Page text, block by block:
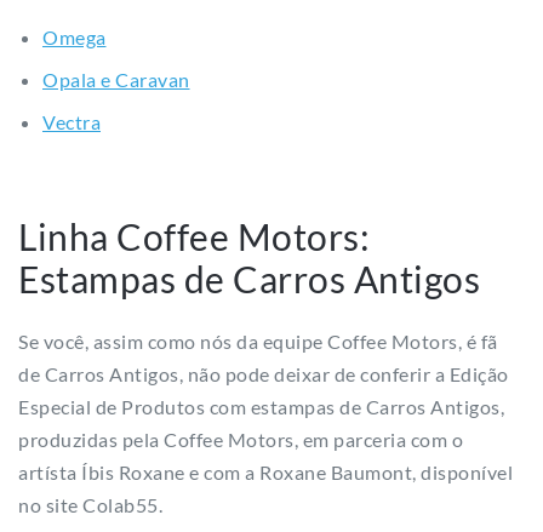
Omega
Opala e Caravan
Vectra
Linha Coffee Motors:
Estampas de Carros Antigos
Se você, assim como nós da equipe Coffee Motors, é fã
de Carros Antigos, não pode deixar de conferir a Edição
Especial de Produtos com estampas de Carros Antigos,
produzidas pela Coffee Motors, em parceria com o
artísta Íbis Roxane e com a Roxane Baumont, disponível
no site Colab55.